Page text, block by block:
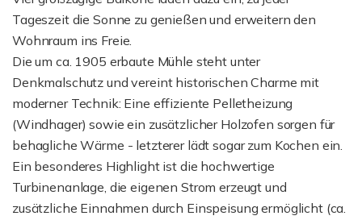
Tageszeit die Sonne zu genießen und erweitern den
Wohnraum ins Freie.
Die um ca. 1905 erbaute Mühle steht unter
Denkmalschutz und vereint historischen Charme mit
moderner Technik: Eine effiziente Pelletheizung
(Windhager) sowie ein zusätzlicher Holzofen sorgen für
behagliche Wärme - letzterer lädt sogar zum Kochen ein.
Ein besonderes Highlight ist die hochwertige
Turbinenanlage, die eigenen Strom erzeugt und
zusätzliche Einnahmen durch Einspeisung ermöglicht (ca.